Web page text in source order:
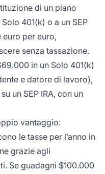
di un piano
401(k) o a un SEP
per euro,
senza tassazione.
in un Solo 401(k)
e datore di lavoro),
un SEP IRA, con un
vantaggio:
le tasse per l’anno in
grazie agli
Se guadagni $100.000